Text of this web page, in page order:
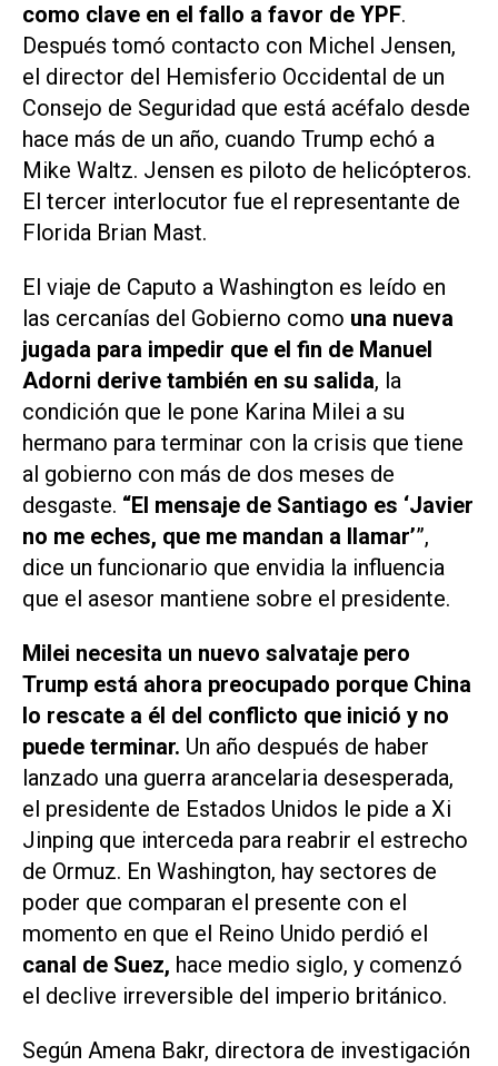
como clave en el fallo a favor de YPF.
Después tomó contacto con Michel Jensen,
el director del Hemisferio Occidental de un
Consejo de Seguridad que está acéfalo desde
hace más de un año, cuando Trump echó a
Mike Waltz. Jensen es piloto de helicópteros.
El tercer interlocutor fue el representante de
Florida Brian Mast.
El viaje de Caputo a Washington es leído en
las cercanías del Gobierno como una nueva
jugada para impedir que el fin de Manuel
Adorni derive también en su salida, la
condición que le pone Karina Milei a su
hermano para terminar con la crisis que tiene
al gobierno con más de dos meses de
desgaste. “El mensaje de Santiago es ‘Javier
no me eches, que me mandan a llamar’”,
dice un funcionario que envidia la influencia
que el asesor mantiene sobre el presidente.
Milei necesita un nuevo salvataje pero
Trump está ahora preocupado porque China
lo rescate a él del conflicto que inició y no
puede terminar. Un año después de haber
lanzado una guerra arancelaria desesperada,
el presidente de Estados Unidos le pide a Xi
Jinping que interceda para reabrir el estrecho
de Ormuz. En Washington, hay sectores de
poder que comparan el presente con el
momento en que el Reino Unido perdió el
canal de Suez, hace medio siglo, y comenzó
el declive irreversible del imperio británico.
Según Amena Bakr, directora de investigación